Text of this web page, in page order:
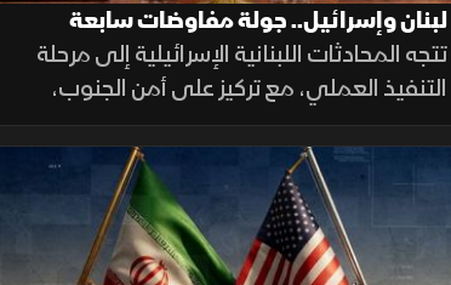
لبنان وإسرائيل.. جولة مفاوضات سابعة
تتجه المحادثات اللبنانية الإسرائيلية إلى مرحلة
التنفيذ العملي، مع تركيز على أمن الجنوب،
وترتيبات انتشار القوات، والحدود البرية، وسط
تحديات تتعلق بالضمانات السياسية وتحويل
الاتفاقات إلى واقع مستدام.